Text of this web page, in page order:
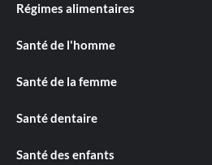
Régimes alimentaires
Santé de l'homme
Santé de la femme
Santé dentaire
Santé des enfants